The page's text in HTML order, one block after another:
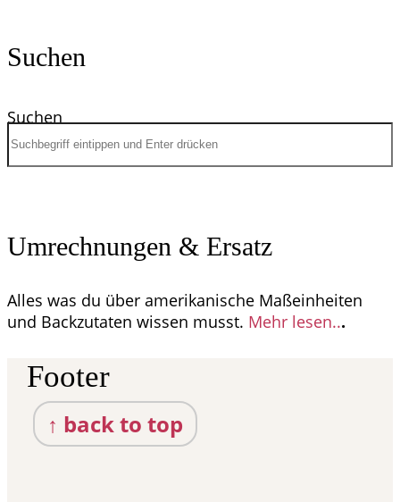
Suchen
Suchen
Umrechnungen & Ersatz
Alles was du über amerikanische Maßeinheiten
und Backzutaten wissen musst. Mehr lesen...
Footer
↑ back to top